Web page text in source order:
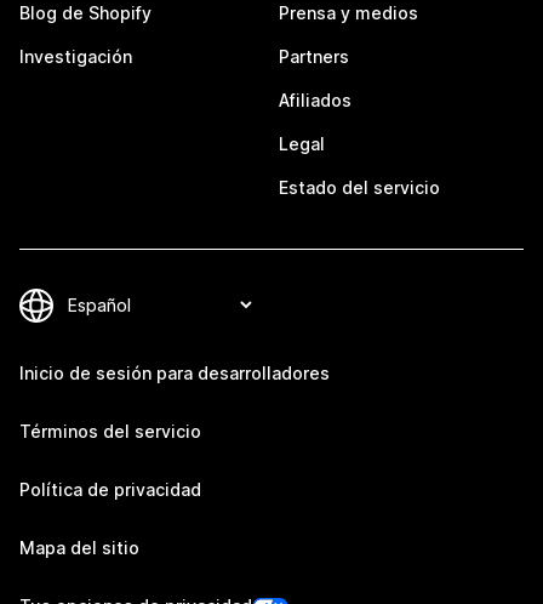
Blog de Shopify
Investigación
Prensa y medios
Partners
Afiliados
Legal
Estado del servicio
Inicio de sesión para desarrolladores
Términos del servicio
Política de privacidad
Mapa del sitio